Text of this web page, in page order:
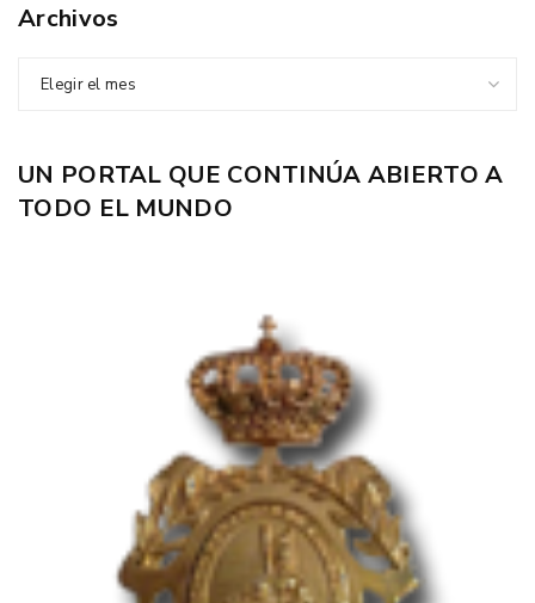
Archivos
Elegir el mes
UN PORTAL QUE CONTINÚA ABIERTO A
TODO EL MUNDO